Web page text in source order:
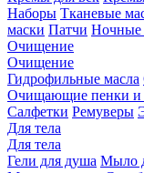
Наборы Тканевые
маски Патчи Ночные
Очищение
Очищение
Гидрофильные масла
Очищающие пенки и
Салфетки Ремуверы
Для тела
Для тела
Гели для душа Мыло